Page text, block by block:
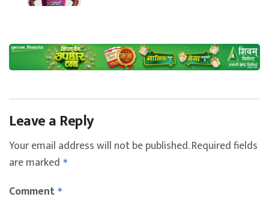
Leave a Reply
Your email address will not be published.Required fields
are marked *
Comment *